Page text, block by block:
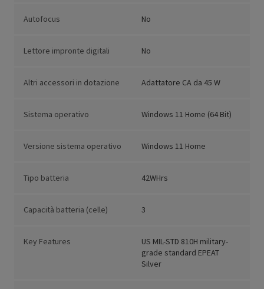
Autofocus No
Lettore impronte digitali No
Altri accessori in dotazione Adattatore CA da 45 W
Sistema operativo Windows 11 Home (64 Bit)
Versione sistema operativo Windows 11 Home
Tipo batteria 42WHrs
Capacità batteria (celle) 3
Key Features
US MIL-STD 810H military-
grade standard EPEAT
Silver